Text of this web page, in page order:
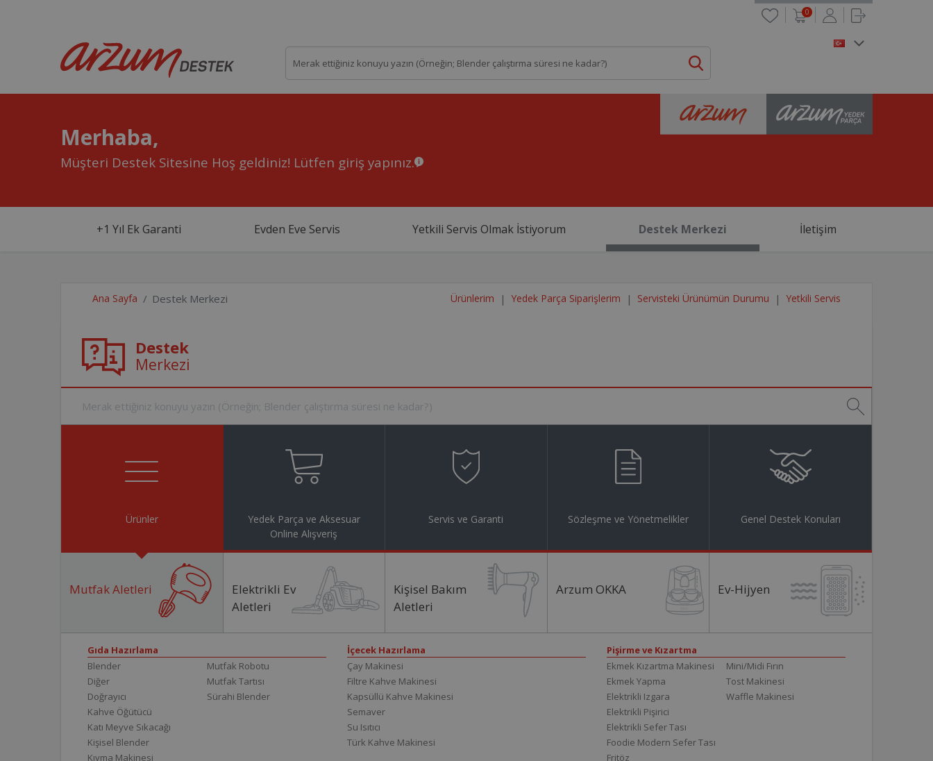
0
Merhaba,
Müşteri Destek Sitesine Hoş geldiniz! Lütfen giriş yapınız.
+1 Yıl Ek Garanti Evden Eve Servis Yetkili Servis Olmak İstiyorum Destek Merkezi İletişim
Ana Sayfa Destek Merkezi Ürünlerim Yedek Parça Siparişlerim Servisteki Ürünümün Durumu Yetkili Servis
Destek
Merkezi
Ürünler
Yedek Parça ve Aksesuar
Online Alışveriş
Servis ve Garanti Sözleşme ve Yönetmelikler Genel Destek Konuları
Mutfak Aletleri
Elektrikli Ev
Aletleri
Kişisel Bakım
Aletleri
Arzum OKKA Ev-Hijyen
Gıda Hazırlama
Blender
Diğer
Doğrayıcı
Kahve Öğütücü
Katı Meyve Sıkacağı
Kişisel Blender
Kıyma Makinesi
Mutfak Robotu
Mutfak Tartısı
Sürahi Blender
İçecek Hazırlama
Çay Makinesi
Filtre Kahve Makinesi
Kapsüllü Kahve Makinesi
Semaver
Su Isıtıcı
Türk Kahve Makinesi
Pişirme ve Kızartma
Ekmek Kızartma Makinesi
Ekmek Yapma
Elektrikli Izgara
Elektrikli Pişirici
Elektrikli Sefer Tası
Foodie Modern Sefer Tası
Fritöz
Mini/Midi Fırın
Tost Makinesi
Waffle Makinesi